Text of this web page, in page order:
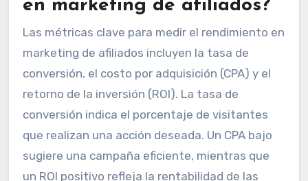
en marketing de afiliados?
Las métricas clave para medir el rendimiento en
marketing de afiliados incluyen la tasa de
conversión, el costo por adquisición (CPA) y el
retorno de la inversión (ROI). La tasa de
conversión indica el porcentaje de visitantes
que realizan una acción deseada. Un CPA bajo
sugiere una campaña eficiente, mientras que
un ROI positivo refleja la rentabilidad de las